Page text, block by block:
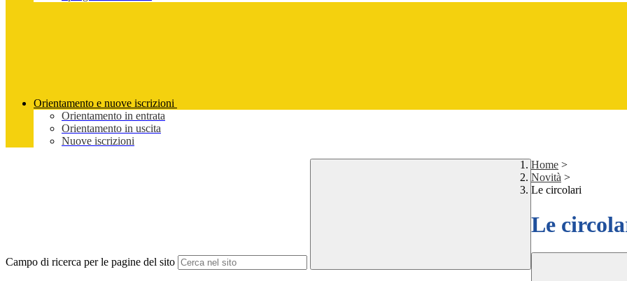
Orientamento e nuove iscrizioni
Orientamento in entrata
Orientamento in uscita
Nuove iscrizioni
Campo di ricerca per le pagine del sito
Home >
Novità >
Le circolari
Le